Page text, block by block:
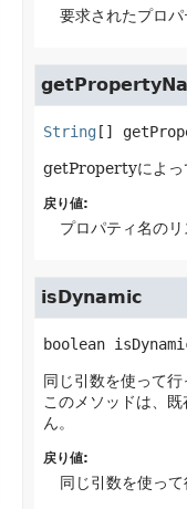
要求されたプロ
String[]
getPropertyによっ
戻り値:
プロパティ名のリ
isDynamic
boolean
同じ引数を使って
このメソッドは、
ん。
戻り値:
同じ引数を使っ